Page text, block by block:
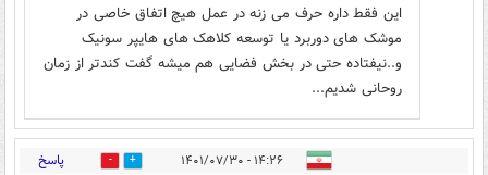
این فقط داره حرف می زنه در عمل هیچ اتفاق خاصی در
موشک های دوربرد یا توسعه کلاهک های هایپر سونیک
و..نیفتاده حتی در بخش فضایی هم میشه گفت کندتر از زمان
روحانی شدیم...
۱۴:۲۶ - ۱۴۰۱/۰۷/۳۰ 0 پاسخ